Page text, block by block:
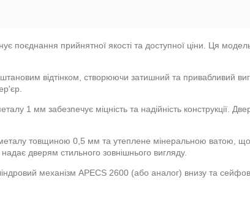
поєднання прийнятної якості та доступної ціни. Ця
відтінком, створюючи затишний та привабливий
1 мм забезпечує міцність та надійність конструкції.
товщиною 0,5 мм та утеплене мінеральною ватою,
дверям стильного зовнішнього вигляду.
механізм APECS 2600 (або аналог) внизу та